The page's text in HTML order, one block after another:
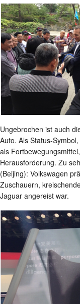
Ungebrochen ist auch
Auto. Als Status-Symbol,
als
Herausforderung. Zu
(Beijing): Volkswagen
Zuschauern,
Jaguar angereist war.